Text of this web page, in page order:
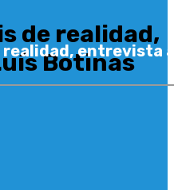
de realidad,
Botinas
realidad, entrevista